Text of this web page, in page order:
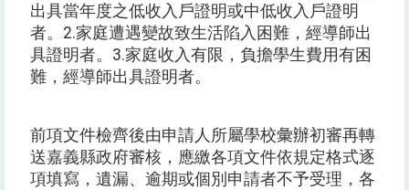
出具當年度之低收入戶證明或中低收入戶證明
者。 2.家庭遭遇變故致生活陷入困難，經導師出
具證明者。 3.家庭收入有限，負擔學生費用有困
難，經導師出具證明者。
前項文件檢齊後由申請人所屬學校彙辦初審再轉
送嘉義縣政府審核，應繳各項文件依規定格式逐
項填寫，遺漏、逾期或個別申請者不予受理，各